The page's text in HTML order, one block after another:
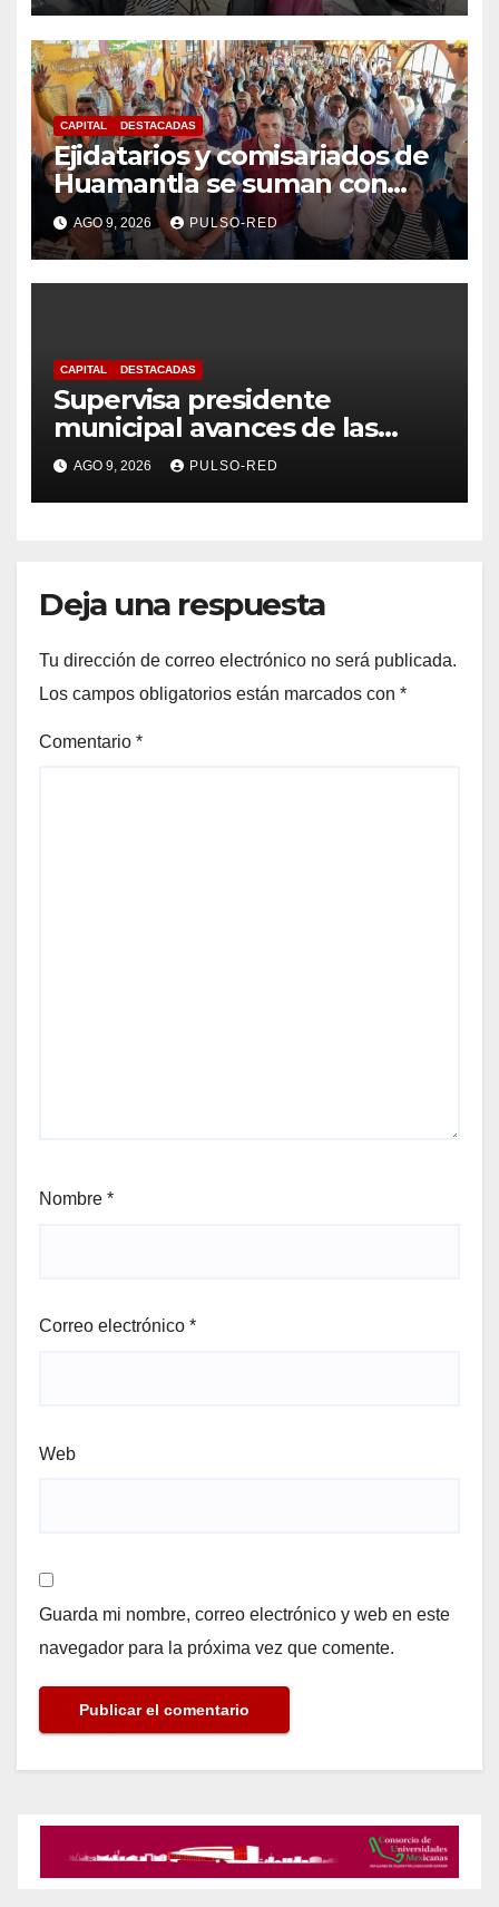
siguen abiertas
CAPITAL DESTACADAS
Ejidatarios y comisariados de
Huamantla se suman con
Alfonso Sánchez, respaldan
su proyecto de defensa
AGO 9, 2026 PULSO-RED
CAPITAL DESTACADAS
Supervisa presidente
municipal avances de las
acciones de “Más Territorio y
Menos Escritorio” en la
Unidad Habitacional Cuatro
AGO 9, 2026 PULSO-RED
Deja una respuesta
Tu dirección de correo electrónico no será publicada.
Los campos obligatorios están marcados con *
Comentario *
Nombre *
Correo electrónico *
Web
Guarda mi nombre, correo electrónico y web en este
navegador para la próxima vez que comente.